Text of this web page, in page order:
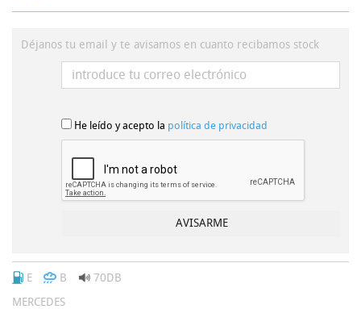
Déjanos tu email y te avisamos en cuanto recibamos stock
He leído y acepto la política de privacidad
E B
70DB
MERCEDES